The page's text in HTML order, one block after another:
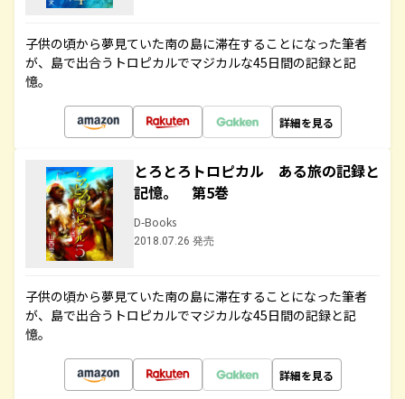
子供の頃から夢見ていた南の島に滞在することになった筆者
が、島で出合うトロピカルでマジカルな45日間の記録と記
憶。
詳細を見る
とろとろトロピカル ある旅の記録と
記憶。 第5巻
D-Books
2018.07.26 発売
子供の頃から夢見ていた南の島に滞在することになった筆者
が、島で出合うトロピカルでマジカルな45日間の記録と記
憶。
詳細を見る